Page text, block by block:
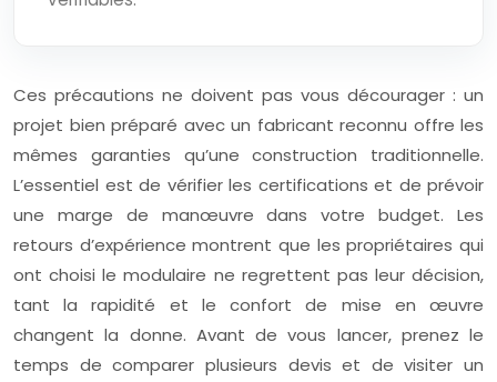
Ces précautions ne doivent pas vous décourager : un
projet bien préparé avec un fabricant reconnu offre les
mêmes garanties qu’une construction traditionnelle.
L’essentiel est de vérifier les certifications et de prévoir
une marge de manœuvre dans votre budget. Les
retours d’expérience montrent que les propriétaires qui
ont choisi le modulaire ne regrettent pas leur décision,
tant la rapidité et le confort de mise en œuvre
changent la donne. Avant de vous lancer, prenez le
temps de comparer plusieurs devis et de visiter un